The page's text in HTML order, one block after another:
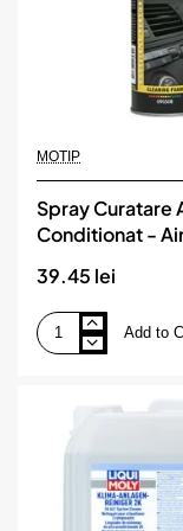
MOTIP
Spray Curatare
Conditionat -
39.45 lei
Spray
Curatare
Airco
Clean
Add to